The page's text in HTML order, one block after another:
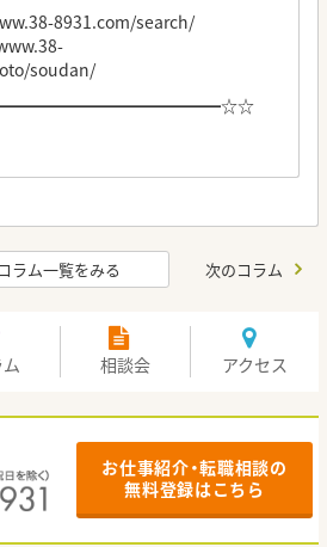
8931.com/search/
soudan/
コラム一覧をみる 次のコラム
相談会 アクセス
お仕事紹介・転職相談の
無料登録はこちら